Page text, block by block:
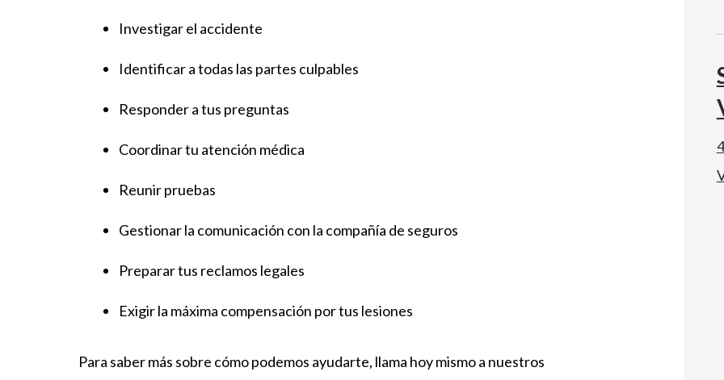
Investigar el accidente
Identificar a todas las partes culpables
Responder a tus preguntas
Coordinar tu atención médica
Reunir pruebas
Gestionar la comunicación con la compañía de seguros
Preparar tus reclamos legales
Exigir la máxima compensación por tus lesiones
Para saber más sobre cómo podemos ayudarte, llama hoy mismo a nuestros